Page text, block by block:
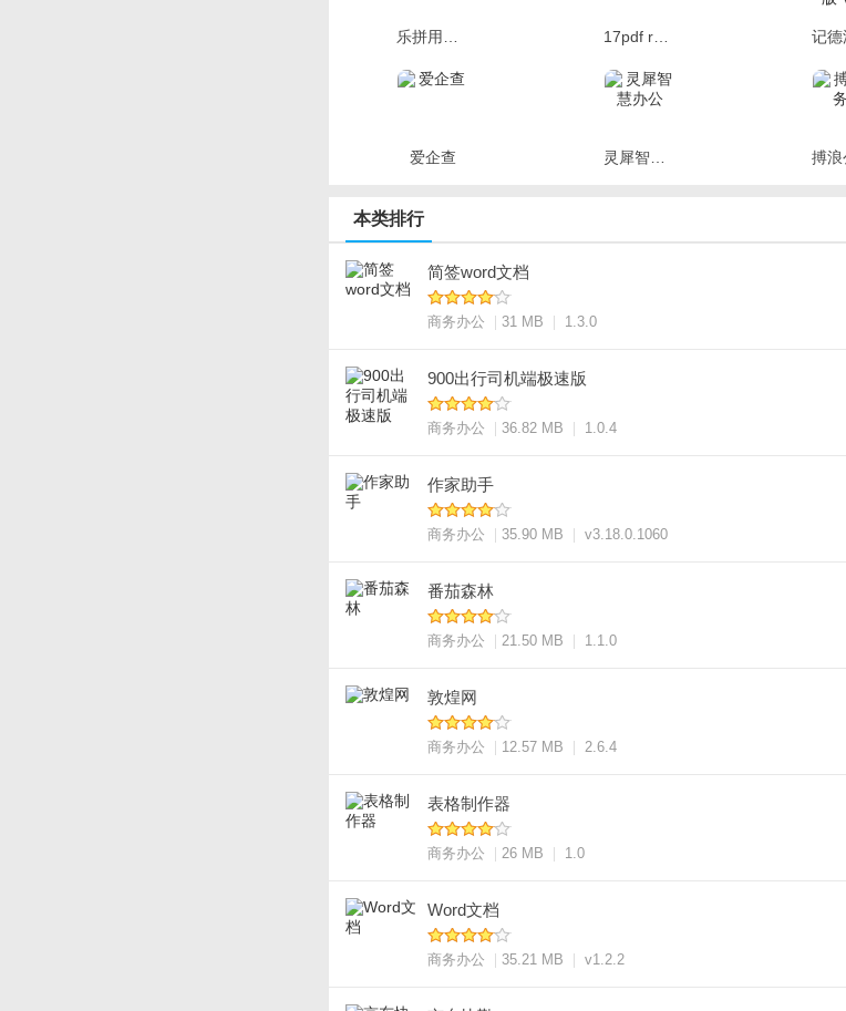
显示屏：4.3英寸(1920*1080分辨率)
2、课程目标点击新增弹窗；
3、弹幕优化。
爱企查
本类排行
简签word文档
商务办公 31 MB 1.3.0
900出行司机端极速版
商务办公 36.82 MB 1.0.4
作家助手
商务办公 35.90 MB v3.18.0.1060
番茄森林
商务办公 21.50 MB 1.1.0
敦煌网
商务办公 12.57 MB 2.6.4
表格制作器
商务办公 26 MB 1.0
Word文档
商务办公 35.21 MB v1.2.2